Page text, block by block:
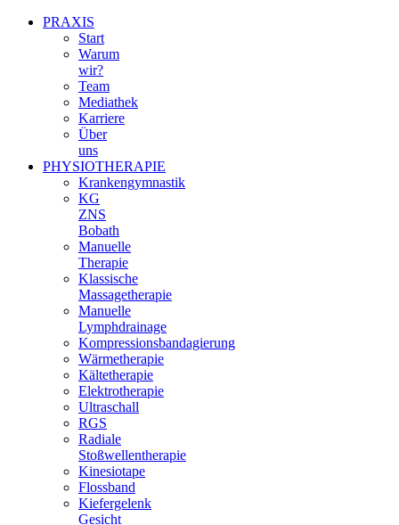
PRAXIS
Start
Warum
wir?
Team
Mediathek
Karriere
Über
uns
PHYSIOTHERAPIE
Krankengymnastik
KG
ZNS
Bobath
Manuelle
Therapie
Klassische
Massagetherapie
Manuelle
Lymphdrainage
Kompressionsbandagierung
Wärmetherapie
Kältetherapie
Elektrotherapie
Ultraschall
RGS
Radiale
Stoßwellentherapie
Kinesiotape
Flossband
Kiefergelenk
Gesicht